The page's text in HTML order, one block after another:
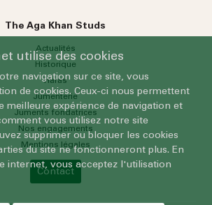
The Aga Khan Studs
Actualités
Historique
Haras
Jumenterie
Juments fondatrices
Nos engagements
Mentions légales
Contact
utilise des cookies
navigation sur ce site, vous
de cookies. Ceux-ci nous permettent
meilleure expérience de navigation et
vous utilisez notre site
supprimer ou bloquer les cookies
du site ne fonctionneront plus. En
internet, vous acceptez l'utilisation